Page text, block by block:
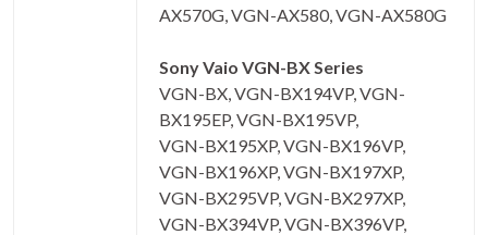
AX570G, VGN-AX580, VGN-AX580G
Sony Vaio VGN-BX Series
VGN-BX, VGN-BX194VP, VGN-
BX195EP, VGN-BX195VP,
VGN-BX195XP, VGN-BX196VP,
VGN-BX196XP, VGN-BX197XP,
VGN-BX295VP, VGN-BX297XP,
VGN-BX394VP, VGN-BX396VP,